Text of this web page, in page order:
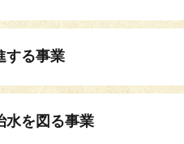
する事業
水を図る事業